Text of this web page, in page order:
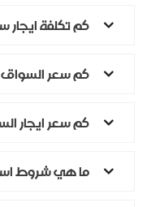
كم تكلفة
كم سعر
كم سعر ايجار
ما هي شروط